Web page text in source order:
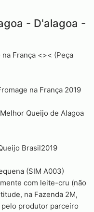
- D'alagoa -
França <>< (Peça
na França 2019
Queijo de Alagoa
Brasil2019
(SIM A003)
com leite-cru (não
na Fazenda 2M,
pelo produtor parceiro